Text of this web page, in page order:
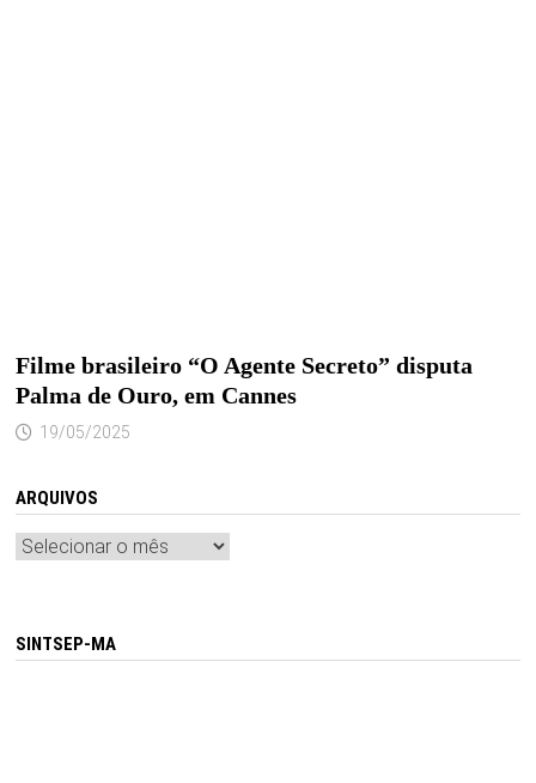
Filme brasileiro “O Agente Secreto” disputa
Palma de Ouro, em Cannes
19/05/2025
ARQUIVOS
Arquivos
SINTSEP-MA